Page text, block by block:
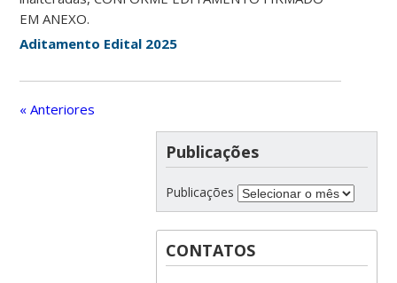
EM ANEXO.
Aditamento Edital 2025
« Anteriores
Publicações
Publicações
CONTATOS